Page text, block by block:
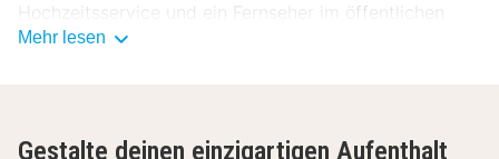
Hochzeitsservice und ein Fernseher im öffentlichen
Bereich.
einheimisches Frühstück wird unter der Woche von
Mehr lesen
Gestalte deinen einzigartigen Aufenthalt